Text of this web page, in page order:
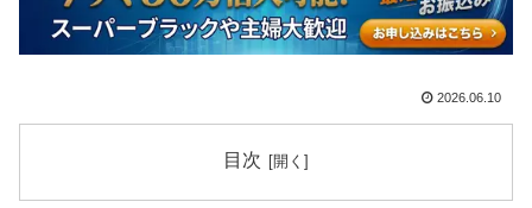
2026.06.10
目次